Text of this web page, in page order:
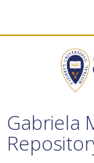
Gabriela